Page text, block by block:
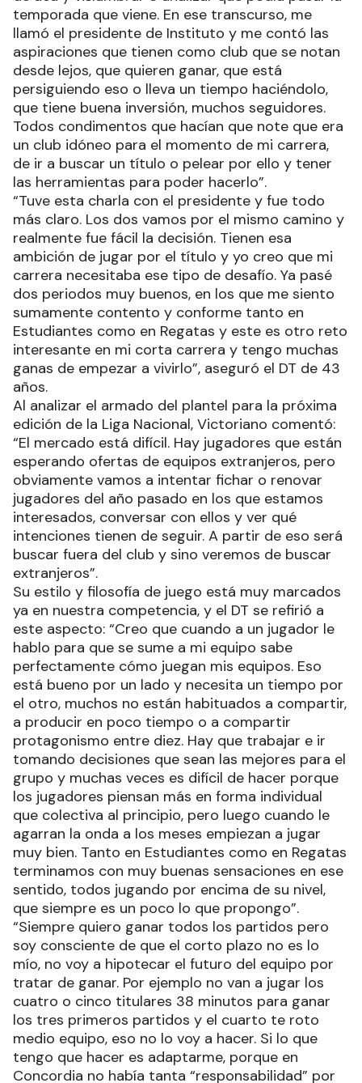
temporada que viene. En ese transcurso, me
llamó el presidente de Instituto y me contó las
aspiraciones que tienen como club que se notan
desde lejos, que quieren ganar, que está
persiguiendo eso o lleva un tiempo haciéndolo,
que tiene buena inversión, muchos seguidores.
Todos condimentos que hacían que note que era
un club idóneo para el momento de mi carrera,
de ir a buscar un título o pelear por ello y tener
las herramientas para poder hacerlo”.
“Tuve esta charla con el presidente y fue todo
más claro. Los dos vamos por el mismo camino y
realmente fue fácil la decisión. Tienen esa
ambición de jugar por el título y yo creo que mi
carrera necesitaba ese tipo de desafío. Ya pasé
dos periodos muy buenos, en los que me siento
sumamente contento y conforme tanto en
Estudiantes como en Regatas y este es otro reto
interesante en mi corta carrera y tengo muchas
ganas de empezar a vivirlo”, aseguró el DT de 43
años.
Al analizar el armado del plantel para la próxima
edición de la Liga Nacional, Victoriano comentó:
“El mercado está difícil. Hay jugadores que están
esperando ofertas de equipos extranjeros, pero
obviamente vamos a intentar fichar o renovar
jugadores del año pasado en los que estamos
interesados, conversar con ellos y ver qué
intenciones tienen de seguir. A partir de eso será
buscar fuera del club y sino veremos de buscar
extranjeros”.
Su estilo y filosofía de juego está muy marcados
ya en nuestra competencia, y el DT se refirió a
este aspecto: “Creo que cuando a un jugador le
hablo para que se sume a mi equipo sabe
perfectamente cómo juegan mis equipos. Eso
está bueno por un lado y necesita un tiempo por
el otro, muchos no están habituados a compartir,
a producir en poco tiempo o a compartir
protagonismo entre diez. Hay que trabajar e ir
tomando decisiones que sean las mejores para el
grupo y muchas veces es difícil de hacer porque
los jugadores piensan más en forma individual
que colectiva al principio, pero luego cuando le
agarran la onda a los meses empiezan a jugar
muy bien. Tanto en Estudiantes como en Regatas
terminamos con muy buenas sensaciones en ese
sentido, todos jugando por encima de su nivel,
que siempre es un poco lo que propongo”.
“Siempre quiero ganar todos los partidos pero
soy consciente de que el corto plazo no es lo
mío, no voy a hipotecar el futuro del equipo por
tratar de ganar. Por ejemplo no van a jugar los
cuatro o cinco titulares 38 minutos para ganar
los tres primeros partidos y el cuarto te roto
medio equipo, eso no lo voy a hacer. Si lo que
tengo que hacer es adaptarme, porque en
Concordia no había tanta “responsabilidad” por